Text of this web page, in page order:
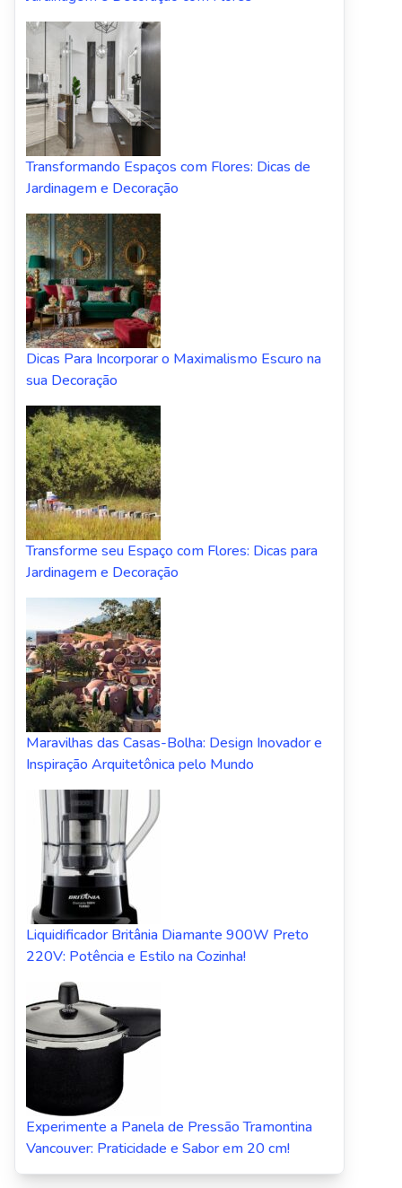
Transformando Espaços com Flores: Dicas de
Jardinagem e Decoração
Dicas Para Incorporar o Maximalismo Escuro na
sua Decoração
Transforme seu Espaço com Flores: Dicas para
Jardinagem e Decoração
Maravilhas das Casas-Bolha: Design Inovador e
Inspiração Arquitetônica pelo Mundo
Liquidificador Britânia Diamante 900W Preto
220V: Potência e Estilo na Cozinha!
Experimente a Panela de Pressão Tramontina
Vancouver: Praticidade e Sabor em 20 cm!